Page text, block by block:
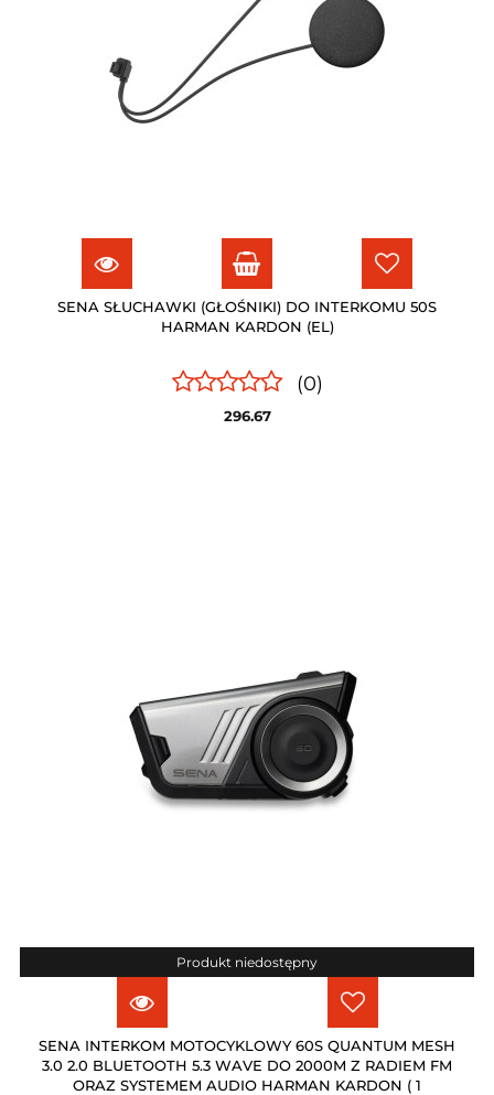
SENA SŁUCHAWKI (GŁOŚNIKI) DO INTERKOMU 50S
HARMAN KARDON (EL)
(0)
296.67
Produkt niedostępny
SENA INTERKOM MOTOCYKLOWY 60S QUANTUM MESH
3.0 2.0 BLUETOOTH 5.3 WAVE DO 2000M Z RADIEM FM
ORAZ SYSTEMEM AUDIO HARMAN KARDON ( 1